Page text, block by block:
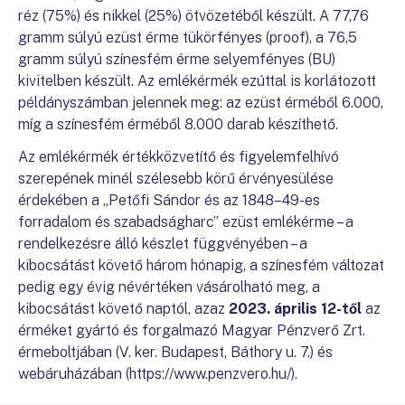
réz (75%) és nikkel (25%) ötvözetéből készült. A 77,76
gramm súlyú ezüst érme tükörfényes (proof), a 76,5
gramm súlyú színesfém érme selyemfényes (BU)
kivitelben készült. Az emlékérmék ezúttal is korlátozott
példányszámban jelennek meg: az ezüst érméből 6.000,
míg a színesfém érméből 8.000 darab készíthető.
Az emlékérmék értékközvetítő és figyelemfelhívó
szerepének minél szélesebb körű érvényesülése
érdekében a „Petőfi Sándor és az 1848–49-es
forradalom és szabadságharc” ezüst emlékérme – a
rendelkezésre álló készlet függvényében – a
kibocsátást követő három hónapig, a színesfém változat
pedig egy évig névértéken vásárolható meg, a
kibocsátást követő naptól, azaz 2023. április 12-től az
érméket gyártó és forgalmazó Magyar Pénzverő Zrt.
érmeboltjában (V. ker. Budapest, Báthory u. 7.) és
webáruházában (https://www.penzvero.hu/).